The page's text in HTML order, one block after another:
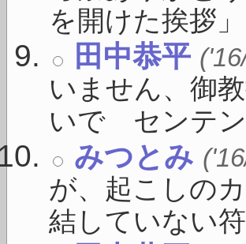
を開けた挨拶
田中恭平
いません、御
いで センテ
みつとみ
が、起こしの
結していない